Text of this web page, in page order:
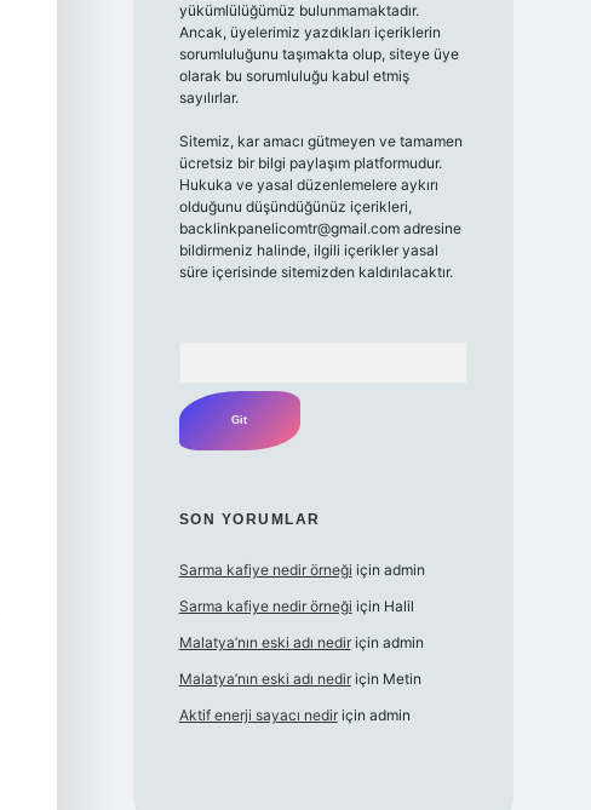
yükümlülüğümüz bulunmamaktadır.
Ancak, üyelerimiz yazdıkları içeriklerin
sorumluluğunu taşımakta olup, siteye üye
olarak bu sorumluluğu kabul etmiş
sayılırlar.
Sitemiz, kar amacı gütmeyen ve tamamen
ücretsiz bir bilgi paylaşım platformudur.
Hukuka ve yasal düzenlemelere aykırı
olduğunu düşündüğünüz içerikleri,
backlinkpanelicomtr@gmail.comadresine
bildirmeniz halinde, ilgili içerikler yasal
süre içerisinde sitemizden kaldırılacaktır.
SON YORUMLAR
Sarma kafiye nedir örneği için admin
Sarma kafiye nedir örneği için Halil
Malatya’nın eski adı nediriçin admin
Malatya’nın eski adı nediriçin Metin
Aktif enerji sayacı nediriçin admin